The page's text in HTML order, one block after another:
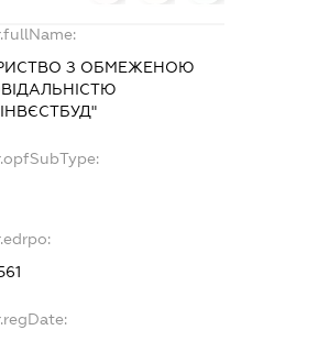
З ОБМЕЖЕНОЮ